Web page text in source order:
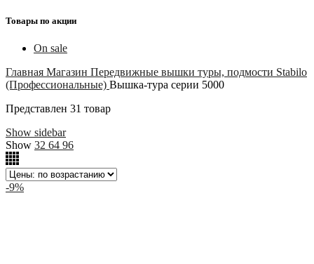
Товары по акции
On sale
Главная Магазин Передвижные вышки туры, подмости Stabilo
(Профессиональные) Вышка-тура cерии 5000
Представлен 31 товар
Show sidebar
Show 32 64 96
-9%